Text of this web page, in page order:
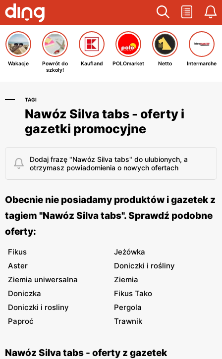
Wakacje
Powrót do
szkoły!
Kaufland POLOmarket Netto Intermarche
TAGI
Nawóz Silva tabs - oferty i
gazetki promocyjne
Dodaj frazę "Nawóz Silva tabs" do ulubionych, a
otrzymasz powiadomienia o nowych ofertach
Obecnie nie posiadamy produktów i gazetek z
tagiem "Nawóz Silva tabs". Sprawdź podobne
oferty:
Fikus
Jeżówka
Aster
Doniczki i rośliny
Ziemia uniwersalna
Ziemia
Doniczka
Fikus Tako
Doniczki i rosliny
Pergola
Paproć
Trawnik
Nawóz Silva tabs - oferty z gazetek